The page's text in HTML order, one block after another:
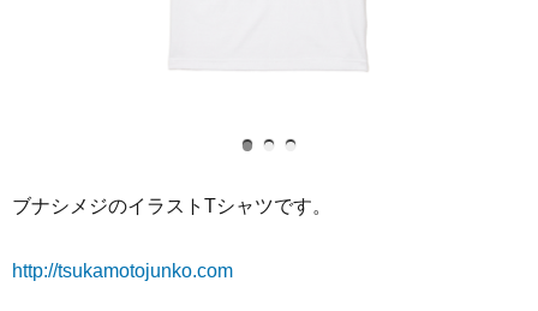
ブナシメジのイラストTシャツです。
http://tsukamotojunko.com